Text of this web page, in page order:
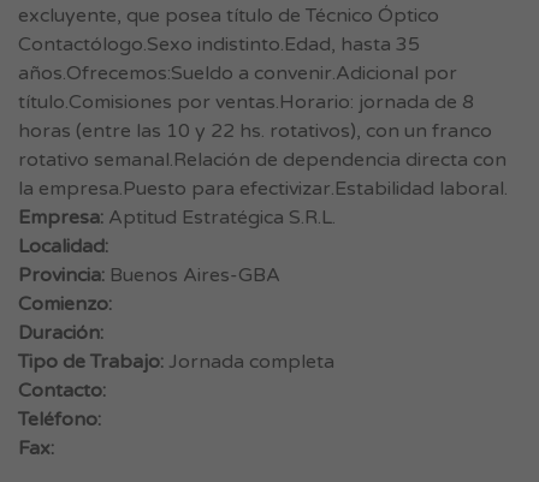
excluyente, que posea título de Técnico Óptico
Contactólogo.Sexo indistinto.Edad, hasta 35
años.Ofrecemos:Sueldo a convenir.Adicional por
título.Comisiones por ventas.Horario: jornada de 8
horas (entre las 10 y 22 hs. rotativos), con un franco
rotativo semanal.Relación de dependencia directa con
la empresa.Puesto para efectivizar.Estabilidad laboral.
Empresa: Aptitud Estratégica S.R.L.
Localidad:
Provincia: Buenos Aires-GBA
Comienzo:
Duración:
Tipo de Trabajo: Jornada completa
Contacto:
Teléfono:
Fax: